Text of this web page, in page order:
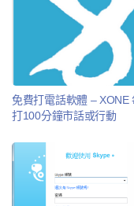
免費打電話軟體 – XONE
打100分鐘市話或行動